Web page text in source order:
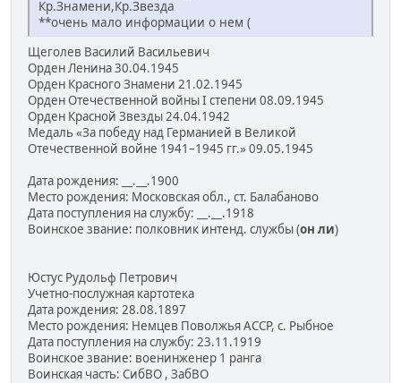
Кр.Знамени,Кр.Звезда
**очень мало информации о нем (
Щеголев Василий Васильевич
Орден Ленина 30.04.1945
Орден Красного Знамени 21.02.1945
Орден Отечественной войны I степени 08.09.1945
Орден Красной Звезды 24.04.1942
Медаль «За победу над Германией в Великой
Отечественной войне 1941–1945 гг.» 09.05.1945
Дата рождения: __.__.1900
Место рождения: Московская обл., ст. Балабаново
Дата поступления на службу: __.__.1918
Воинское звание: полковник интенд. службы (он ли)
Юстус Рудольф Петрович
Учетно-послужная картотека
Дата рождения: 28.08.1897
Место рождения: Немцев Поволжья АССР, с. Рыбное
Дата поступления на службу: 23.11.1919
Воинское звание: военинженер 1 ранга
Воинская часть: СибВО , ЗабВО